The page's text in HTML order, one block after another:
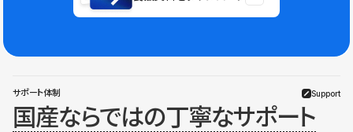
サポート体制 Support
国産ならではの丁寧なサポート